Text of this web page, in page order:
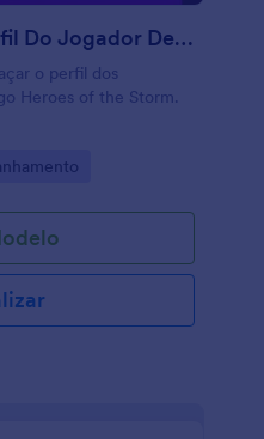
Questionário Do Perfil Do Jogador De Heroes Of The Storm
o perfil dos
Heroes of the Storm.